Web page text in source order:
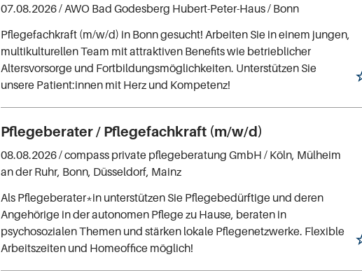
07.08.2026 / AWO Bad Godesberg Hubert-Peter-Haus/ Bonn
Pflegefachkraft (m/w/d) in Bonn gesucht! Arbeiten Sie in einem jungen,
multikulturellen Team mit attraktiven Benefits wie betrieblicher
Altersvorsorge und Fortbildungsmöglichkeiten. Unterstützen Sie
unsere Patient:innen mit Herz und Kompetenz!
Pflegeberater / Pflegefachkraft (m/w/d)
08.08.2026 /compass private pflegeberatung GmbH / Köln, Mülheim
an der Ruhr, Bonn, Düsseldorf, Mainz
Als Pflegeberater*in unterstützen Sie Pflegebedürftige und deren
Angehörige in der autonomen Pflege zu Hause, beraten in
psychosozialen Themen und stärken lokale Pflegenetzwerke. Flexible
Arbeitszeiten und Homeoffice möglich!